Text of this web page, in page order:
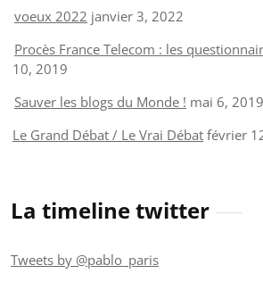
voeux 2022 janvier 3, 2022
Procès France Telecom : les
10, 2019
Sauver les blogs du Monde ! mai 6, 2019
Le Grand Débat / Le Vrai Débat février
La timeline twitter
Tweets by @pablo_paris